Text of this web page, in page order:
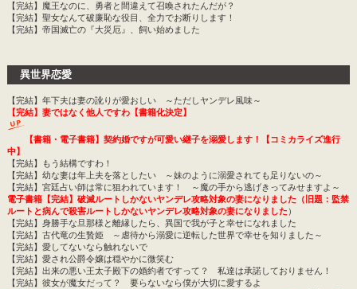
【完結】魔王なのに、勇者と間違えて召喚されたんだが？
【完結】聖女なんて破廉恥な役目、全力でお断りします！
【完結】帝国滅亡の『大災厄』、飼い始めました
異世界恋愛
【完結】年下夫は妻の訛りが愛おしい ～ただしヤンデレ風味～
【完結】妻ではなく他人ですわ【書籍化決定】
【書籍・電子書籍】契約婚ですが可愛い継子を溺愛します！【コミカライズ進行
中】
【完結】もう結構ですわ！
【完結】幼な妻は年上夫を落としたい ～妹のように溺愛されても足りないの～
【完結】宮廷占い師は常に狙われています！ ～魔の手から逃げきってみせますよ～
電子書籍【完結】破滅ルートしかないヤンデレ攻略対象の妻になりました（旧題：監禁
ルートと病んで殺害ルートしかないヤンデレ攻略対象の妻になりました ）
【完結】身勝手な旦那様と離縁したら、異国で我が子と幸せになれました
【完結】古代竜の生贄姫 ～虐待から溺愛に逆転した世界で幸せを知りました～
【完結】愛してないなら触れないで
【完結】愛され公爵令嬢は穏やかに微笑む
【完結】出来の悪い王太子殿下の婚約者ですって？ 私達は承諾しておりません！
【完結】彼女が魔女だって？ 要らないなら僕が大切に愛するよ